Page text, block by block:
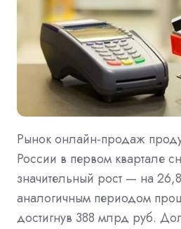
Рынок онлайн-продаж
России в первом квартале
значительный рост — на
аналогичным периодом
достигнув 388 млрд руб.